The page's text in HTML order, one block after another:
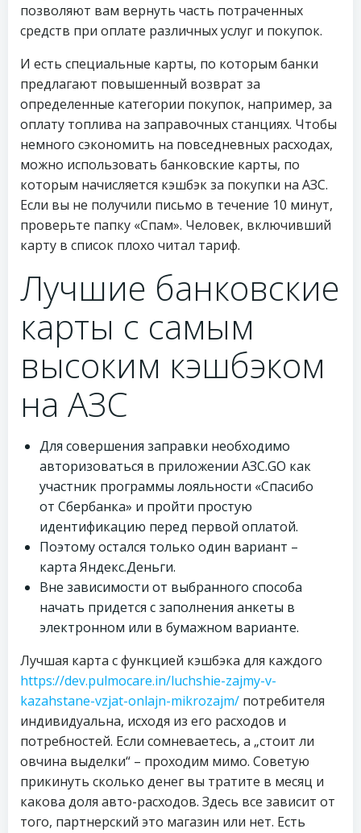
позволяют вам вернуть часть потраченных
средств при оплате различных услуг и покупок.
И есть специальные карты, по которым банки
предлагают повышенный возврат за
определенные категории покупок, например, за
оплату топлива на заправочных станциях. Чтобы
немного сэкономить на повседневных расходах,
можно использовать банковские карты, по
которым начисляется кэшбэк за покупки на АЗС.
Если вы не получили письмо в течение 10 минут,
проверьте папку «Спам». Человек, включивший
карту в список плохо читал тариф.
Лучшие банковские
карты с самым
высоким кэшбэком
на АЗС
Для совершения заправки необходимо
авторизоваться в приложении АЗС.GO как
участник программы лояльности «Спасибо
от Сбербанка» и пройти простую
идентификацию перед первой оплатой.
Поэтому остался только один вариант –
карта Яндекс.Деньги.
Вне зависимости от выбранного способа
начать придется с заполнения анкеты в
электронном или в бумажном варианте.
Лучшая карта с функцией кэшбэка для каждого
https://dev.pulmocare.in/luchshie-zajmy-v-
kazahstane-vzjat-onlajn-mikrozajm/ потребителя
индивидуальна, исходя из его расходов и
потребностей. Если сомневаетесь, а „стоит ли
овчина выделки“ – проходим мимо. Советую
прикинуть сколько денег вы тратите в месяц и
какова доля авто-расходов. Здесь все зависит от
того, партнерский это магазин или нет. Есть